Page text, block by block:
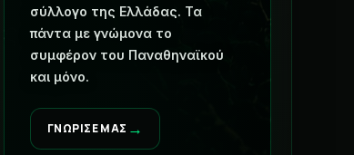
σύλλογο της Ελλάδας. Τα
πάντα με γνώμονα το
συμφέρον του Παναθηναϊκού
και μόνο.
ΓΝΩΡΙΣΕ ΜΑΣ →